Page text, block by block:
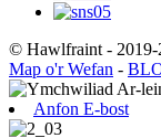
© Hawlfraint - 2019-
Map o'r Wefan -
Anfon E-bost